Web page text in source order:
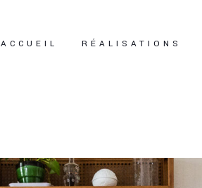
ACCUEIL RÉALISATIONS